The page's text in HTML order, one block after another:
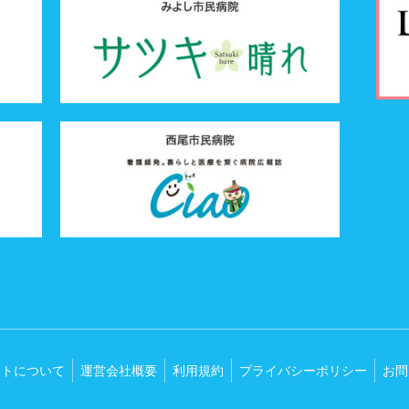
について 運営会社概要 利用規約 プライバシーポリシー お